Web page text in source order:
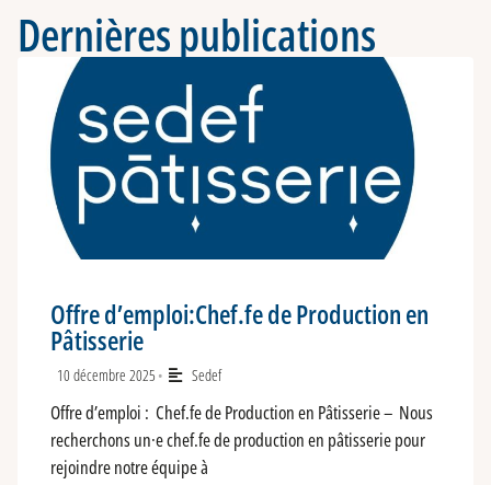
Dernières publications
Offre d’emploi:Chef.fe de Production en
Pâtisserie
10 décembre 2025 • Sedef
Offre d’emploi : Chef.fe de Production en Pâtisserie – Nous
recherchons un·e chef.fe de production en pâtisserie pour
rejoindre notre équipe à